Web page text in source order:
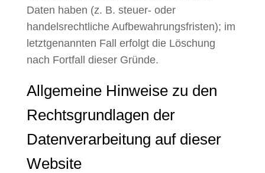
Daten haben (z. B. steuer- oder
handelsrechtliche Aufbewahrungsfristen); im
letztgenannten Fall erfolgt die Löschung
nach Fortfall dieser Gründe.
Allgemeine Hinweise zu den
Rechtsgrundlagen der
Datenverarbeitung auf dieser
Website